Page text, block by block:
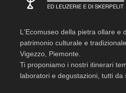
L'Ecomuseo della pietra ollare e
patrimonio culturale e
Vigezzo, Piemonte.
Ti proponiamo i nostri itinerari
laboratori e degustazioni, tutti da